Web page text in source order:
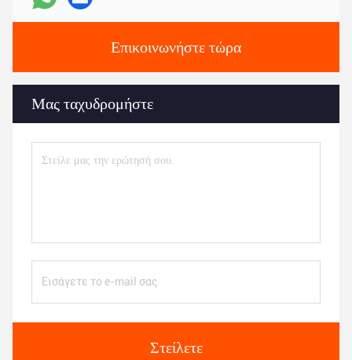
Επικοινωνήστε τώρα
Μας ταχυδρομήστε
Στείλετε